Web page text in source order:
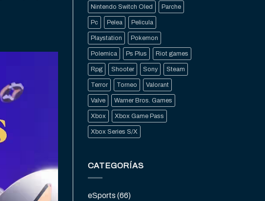
Nintendo Switch Oled Parche
Pc Pelea Pelicula
Playstation Pokemon
Polemica Ps Plus Riot games
Rpg Shooter Sony Steam
Terror Torneo Valorant
Valve Warner Bros. Games
Xbox Xbox Game Pass
Xbox Series S/X
CATEGORÍAS
eSports (66)